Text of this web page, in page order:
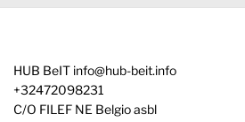
HUB BeIT info@hub-beit.info
+32472098231
C/O FILEF NE Belgio asbl